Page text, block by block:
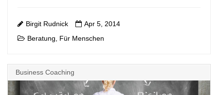
Birgit Rudnick
Apr 5, 2014
Beratung
Für Menschen
Business Coaching